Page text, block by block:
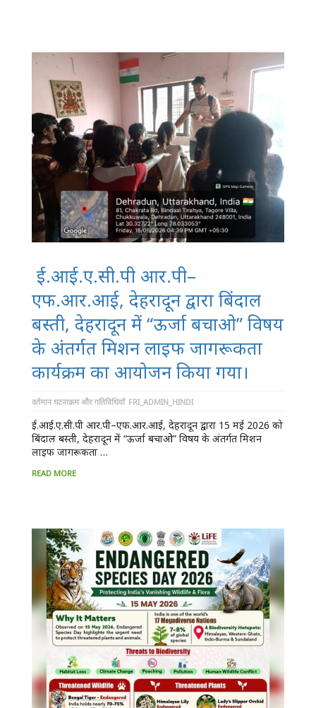
ई.आई.ए.सी.पी आर.पी–
एफ.आर.आई, देहरादून द्वारा बिंदाल
बस्ती, देहरादून में “ऊर्जा बचाओ” विषय
के अंतर्गत मिशन लाइफ जागरूकता
कार्यक्रम का आयोजन किया गया।
वर्तमान घटनाक्रम और गतिविधियाँ FRI_ADMIN_HINDI
ई.आई.ए.सी.पी आर.पी–एफ.आर.आई, देहरादून द्वारा 15 मई 2026 को
बिंदाल बस्ती, देहरादून में “ऊर्जा बचाओ” विषय के अंतर्गत मिशन
लाइफ जागरूकता …
READ MORE